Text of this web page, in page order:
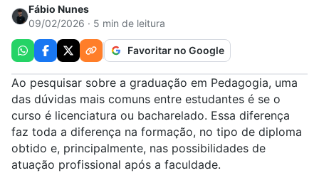
Fábio Nunes
09/02/2026 · 5 min de leitura
Favoritar no Google
Ao pesquisar sobre a graduação em Pedagogia, uma
das dúvidas mais comuns entre estudantes é se o
curso é licenciatura ou bacharelado. Essa diferença
faz toda a diferença na formação, no tipo de diploma
obtido e, principalmente, nas possibilidades de
atuação profissional após a faculdade.